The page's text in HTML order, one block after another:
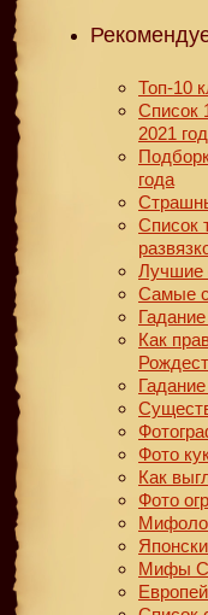
Топ-10
Список
2021 год
года
Список
Лучшие
Самые
Как
Фото
Как
Фото
Мифы